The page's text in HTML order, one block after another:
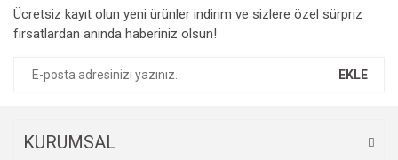
Ücretsiz kayıt olun yeni ürünler indirim ve sizlere özel sürpriz
fırsatlardan anında haberiniz olsun!
EKLE
KURUMSAL